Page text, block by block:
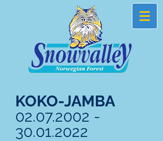
KOKO-JAMBA
02.07.2002 -
30.01.2022